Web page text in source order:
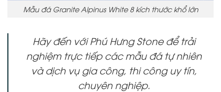
Mẫu đá Granite Alpinus White 8 kích thước khổ lớn
Hãy đến với Phú Hưng Stone để trải
nghiệm trực tiếp các mẫu đá tự nhiên
và dịch vụ gia công, thi công uy tín,
chuyên nghiệp.